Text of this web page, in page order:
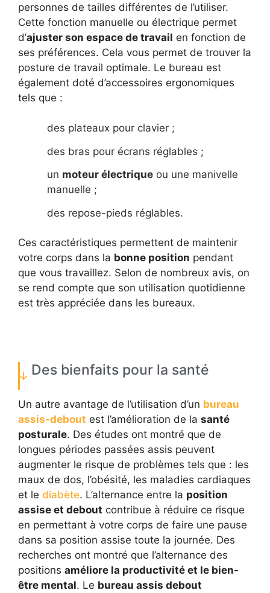
personnes de tailles différentes de l’utiliser.
Cette fonction manuelle ou électrique permet
d’ajuster son espace de travail en fonction de
ses préférences. Cela vous permet de trouver la
posture de travail optimale. Le bureau est
également doté d’accessoires ergonomiques
tels que :
des plateaux pour clavier ;
des bras pour écrans réglables ;
un moteur électrique ou une manivelle
manuelle ;
des repose-pieds réglables.
Ces caractéristiques permettent de maintenir
votre corps dans la bonne position pendant
que vous travaillez. Selon de nombreux avis, on
se rend compte que son utilisation quotidienne
est très appréciée dans les bureaux.
Des bienfaits pour la santé
Un autre avantage de l’utilisation d’un bureau
assis-debout est l’amélioration de la santé
posturale. Des études ont montré que de
longues périodes passées assis peuvent
augmenter le risque de problèmes tels que : les
maux de dos, l’obésité, les maladies cardiaques
et le diabète. L’alternance entre la position
assise et debout contribue à réduire ce risque
en permettant à votre corps de faire une pause
dans sa position assise toute la journée. Des
recherches ont montré que l’alternance des
positions améliore la productivité et le bien-
être mental. Le bureau assis debout